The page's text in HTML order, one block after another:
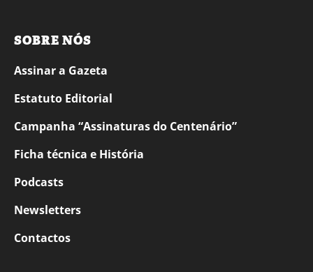
SOBRE NÓS
Assinar a Gazeta
Estatuto Editorial
Campanha “Assinaturas do Centenário”
Ficha técnica e História
Podcasts
Newsletters
Contactos